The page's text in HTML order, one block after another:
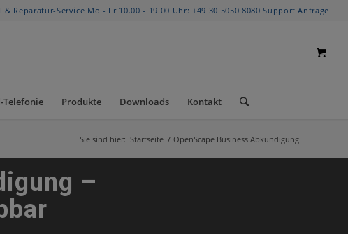
& Reparatur-Service Mo - Fr 10.00 - 19.00 Uhr: +49 30 5050 8080 Support Anfrage
Telefonie Produkte Downloads Kontakt
Sie sind hier: Startseite / OpenScape Business Abkündigung
–